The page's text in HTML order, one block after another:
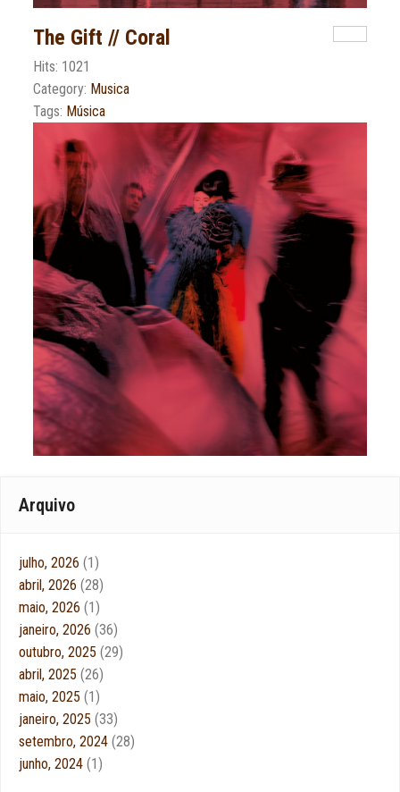
The Gift // Coral
Hits: 1021
Category: Musica
Tags: Música
Arquivo
julho, 2026 (1)
abril, 2026 (28)
maio, 2026 (1)
janeiro, 2026 (36)
outubro, 2025 (29)
abril, 2025 (26)
maio, 2025 (1)
janeiro, 2025 (33)
setembro, 2024 (28)
junho, 2024 (1)